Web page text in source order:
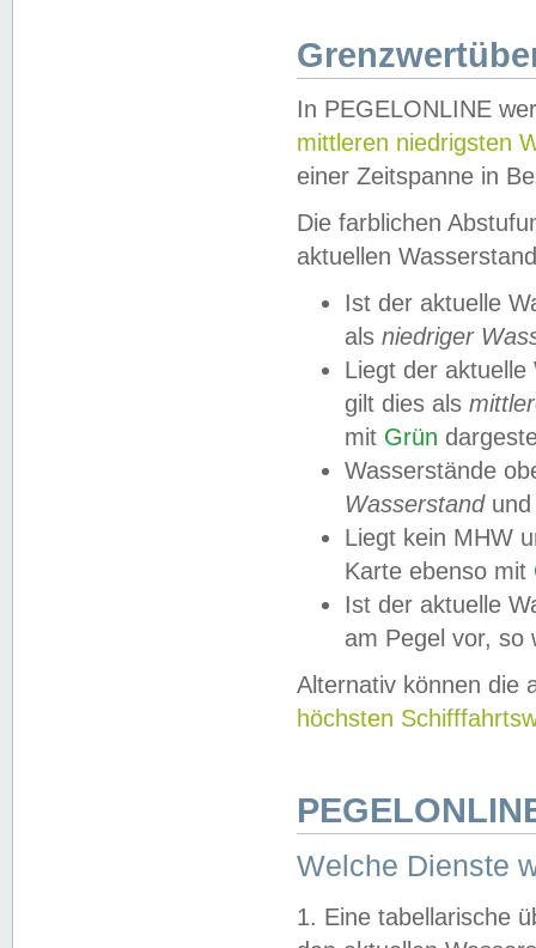
In PEGELONLINE
mittleren niedrigsten
einer Zeitspanne in
Die farblichen
aktuellen
Ist der aktuelle
als niedriger
Liegt der
gilt dies als
mit Grün
Wasserstände
Wasserstandund
Liegt kein MHW
Karte ebenso mit
Ist der aktuelle
am Pegel vor,
Alternativ können die
höchsten
Welche Dienste
1. Eine tabellarische